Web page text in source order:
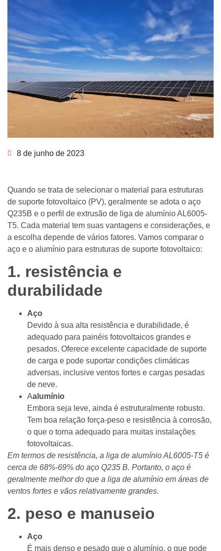
8 de junho de 2023
Quando se trata de selecionar o material para estruturas
de suporte fotovoltaico (PV), geralmente se adota o aço
Q235B e o perfil de extrusão de liga de alumínio AL6005-
T5. Cada material tem suas vantagens e considerações, e
a escolha depende de vários fatores. Vamos comparar o
aço e o alumínio para estruturas de suporte fotovoltaico:
1. resistência e
durabilidade
Aço
Devido à sua alta resistência e durabilidade, é
adequado para painéis fotovoltaicos grandes e
pesados. Oferece excelente capacidade de suporte
de carga e pode suportar condições climáticas
adversas, inclusive ventos fortes e cargas pesadas
de neve.
Aalumínio
Embora seja leve, ainda é estruturalmente robusto.
Tem boa relação força-peso e resistência à corrosão,
o que o torna adequado para muitas instalações
fotovoltaicas.
Em termos de resistência, a liga de alumínio AL6005-T5 é
cerca de 68%-69% do aço Q235 B. Portanto, o aço é
geralmente melhor do que a liga de alumínio em áreas de
ventos fortes e vãos relativamente grandes.
2. peso e manuseio
Aço
É mais denso e pesado que o alumínio, o que pode